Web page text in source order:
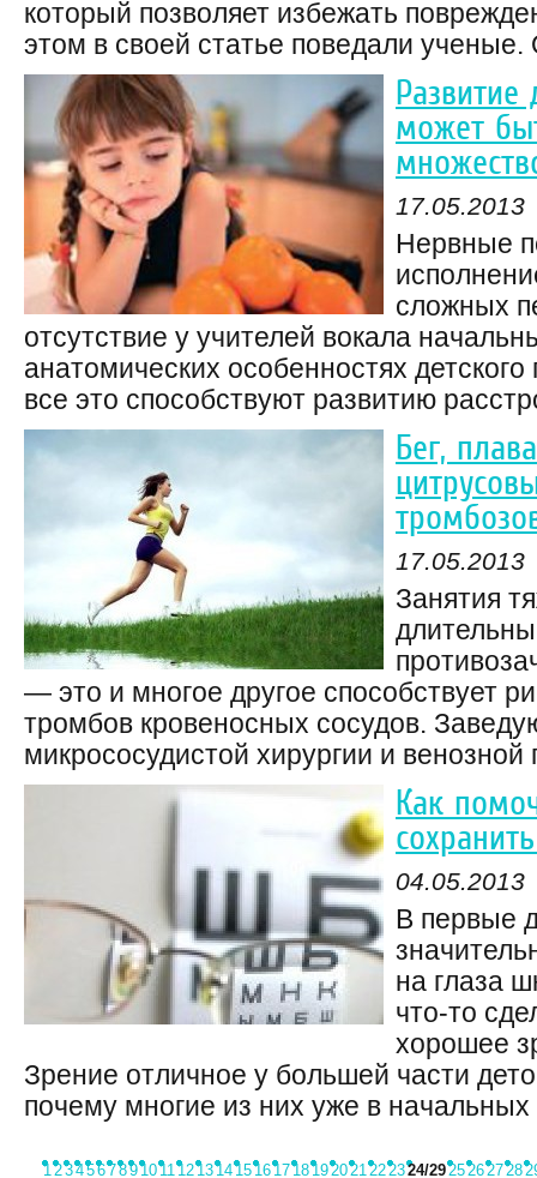
который позволяет избежать
этом в своей статье поведали ученые.
Развитие
может
17.05.2013
Нервные
сложных
отсутствие у учителей вокала
анатомических особенностях
все это способствуют развитию
Бег,
17.05.2013
Занятия
— это и многое другое способствует
тромбов кровеносных сосудов.
микрососудистой хирургии и венозной
Как
04.05.2013
В первые
на глаза
что-то
хорошее
Зрение отличное у большей части
почему многие из них уже в начальных
123456789101112131415161718192021222324/2925262728